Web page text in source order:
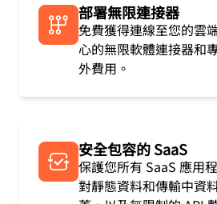
部署無限連接器
免費獲得連線至您的雲
心的無限軟體連接器和
外費用。
安全包容的 SaaS
保護您所有 SaaS 應用
對靜態資料和傳輸中資